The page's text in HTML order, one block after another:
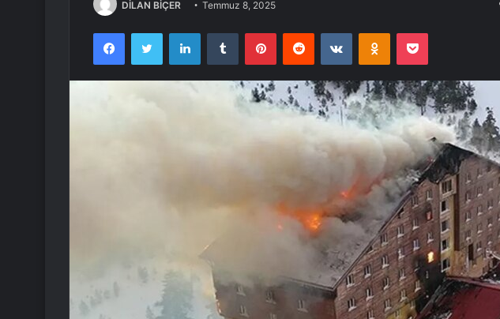
DİLAN BİÇER Temmuz 8, 2025
FacebookTwitter LinkedInTumblr PinterestReddit VKontakteOdnoklassniki
Pocket